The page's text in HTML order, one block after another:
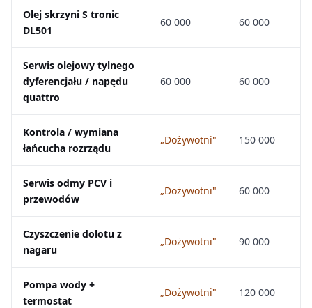
Olej skrzyni S tronic
DL501
60 000 60 000
Serwis olejowy tylnego
dyferencjału / napędu
quattro
60 000 60 000
Kontrola / wymiana
łańcucha rozrządu
„Dożywotni" 150 000
Serwis odmy PCV i
przewodów
„Dożywotni" 60 000
Czyszczenie dolotu z
nagaru
„Dożywotni" 90 000
Pompa wody +
termostat
„Dożywotni" 120 000